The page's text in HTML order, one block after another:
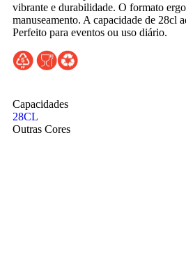
vibrante e durabilidade. O formato
manuseamento. A capacidade de 28cl
Perfeito para eventos ou uso diário.
Capacidades
28CL
Outras Cores